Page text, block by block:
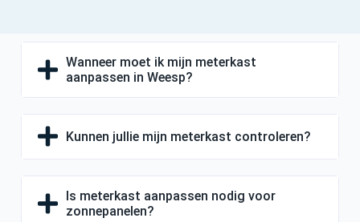
Wanneer moet ik mijn meterkast
aanpassen in Weesp?
Kunnen jullie mijn meterkast controleren?
Is meterkast aanpassen nodig voor
zonnepanelen?